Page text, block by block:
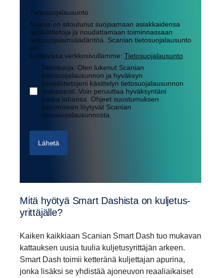
Tietosuojalausunto
Scania on sitoutunut suojaamaan asiakkaidensa
henkilötietoja ja noudattamaan toiminnassaan
tietosuojalainsäädäntöä. Scanian tietosuojalausunto
on
luettavissa verkkosivullamme: Tietosuojalausunto
Tietosuoja: Olen lukenut Scanian
tietosuojalausunnon ja hyväksyn
henkilötietojeni käsittelyn tietosuojalausunnon
mukaisesti. Voin peruuttaa hyväksyntäni
koska tahansa. Ohjeet suostumuksen
perumiseen löytyvät Scanian
tietosuojalausunnosta.
Lähetä
Mitä hyötyä Smart Dashista on kulje­tus­
yrit­tä­jälle?
Kaiken kaikkiaan Scanian Smart Dash tuo mukavan
kattauksen uusia tuulia kuljetusyrittäjän arkeen.
Smart Dash toimii ketteränä kuljettajan apurina,
jonka lisäksi se yhdistää ajoneuvon reaaliaikaiset